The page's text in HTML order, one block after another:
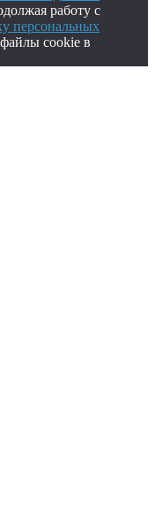
работу с
персональных
cookie в